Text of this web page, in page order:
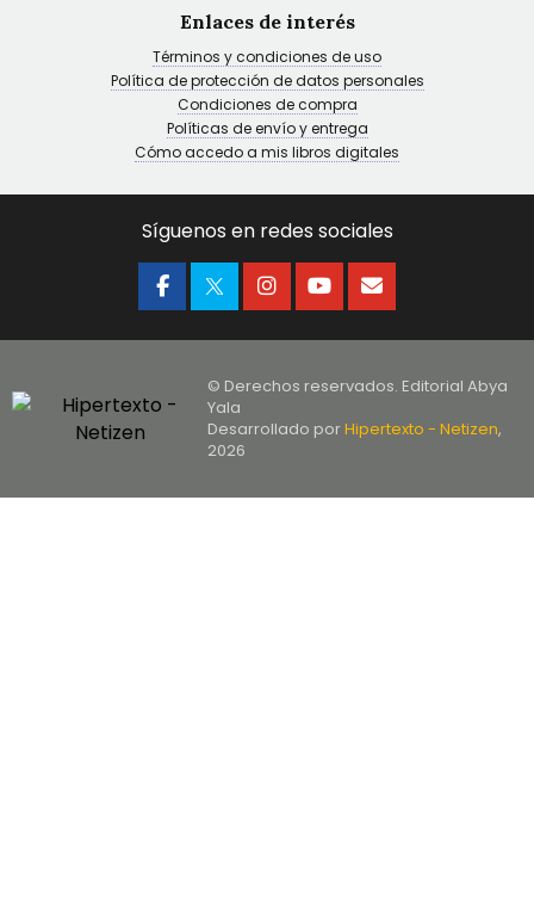
Enlaces de interés
Términos y condiciones de uso
Política de protección de datos personales
Condiciones de compra
Políticas de envío y entrega
Cómo accedo a mis libros digitales
Síguenos en redes sociales
© Derechos reservados. Editorial Abya
Yala
Desarrollado porHipertexto - Netizen,
2026